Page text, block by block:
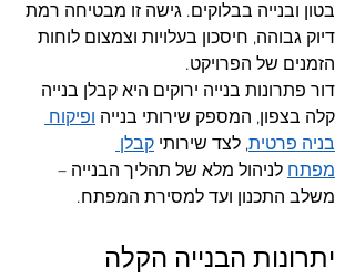
בטון ובנייה בבלוקים. גישה זו מבטיחה רמת
דיוק גבוהה, חיסכון בעלויות וצמצום לוחות
הזמנים של הפרויקט.
דור פתרונות בנייה ירוקים היא קבלן בנייה
קלה בצפון, המספק שירותי בנייה ופיקוח
בניה פרטית, לצד שירותי קבלן
מפתח לניהול מלא של תהליך הבנייה –
משלב התכנון ועד למסירת המפתח.
יתרונות הבנייה הקלה